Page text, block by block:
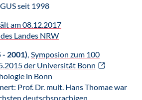
seit 1998
am 08.12.2017
Landes NRW
- 2001) Symposion zum 100
der Universität Bonn
in Bonn
Prof. Dr. mult. Hans Thomae war
deutschsprachigen